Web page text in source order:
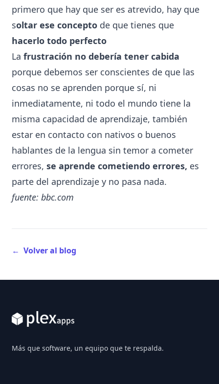
primero que hay que ser es atrevido, hay que
soltar ese concepto de que tienes que
hacerlo todo perfecto
La frustración no debería tener cabida
porque debemos ser conscientes de que las
cosas no se aprenden porque sí, ni
inmediatamente, ni todo el mundo tiene la
misma capacidad de aprendizaje, también
estar en contacto con nativos o buenos
hablantes de la lengua sin temor a cometer
errores, se aprende cometiendo errores, es
parte del aprendizaje y no pasa nada.
fuente: bbc.com
← Volver al blog
Más que software, un equipo que te respalda.